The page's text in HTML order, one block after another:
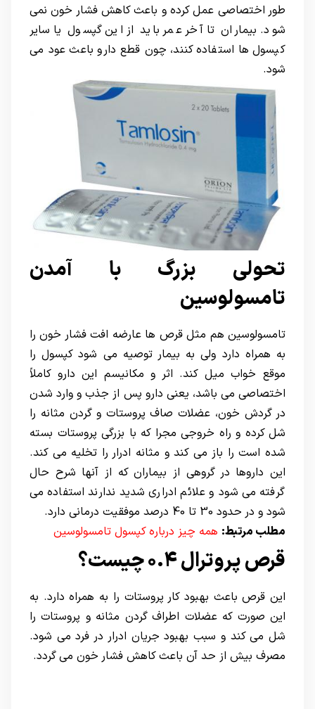
طور اختصاصی عمل کرده و باعث کاهش فشار خون نمی
شود. بیماران تا آخر عمر باید از این گپسول یا سایر
کپسول ها استفاده کنند، چون قطع دارو باعث عود می
شود.
تحولی بزرگ با آمدن
تامسولوسین
تامسولوسین هم مثل قرص ها عارضه افت فشار خون را
به همراه دارد ولی به بیمار توصیه می شود کپسول را
موقع خواب میل کند. اثر و مکانیسم این دارو کاملاً
اختصاصی می باشد، یعنی دارو پس از جذب و وارد شدن
در گردش خون، عضلات صاف پروستات و گردن مثانه را
شل کرده و راه خروجی مجرا که با بزرگی پروستات بسته
شده است را باز می کند و مثانه ادرار را تخلیه می کند.
این داروها در گروهی از بیماران که از آنها شرح حال
گرفته می شود و علائم ادراری شدید ندارند استفاده می
شود و در حدود 30 تا 40 درصد موفقیت درمانی دارد.
مطلب مرتبط: همه چیز درباره کپسول تامسولوسین
قرص پروترال 0.4 چیست؟
این قرص باعث بهبود کار پروستات را به همراه دارد. به
این صورت که عضلات اطراف گردن مثانه و پروستات را
شل می کند و سبب بهبود جریان ادرار در فرد می شود.
مصرف بیش از حد آن باعث کاهش فشار خون می گردد.